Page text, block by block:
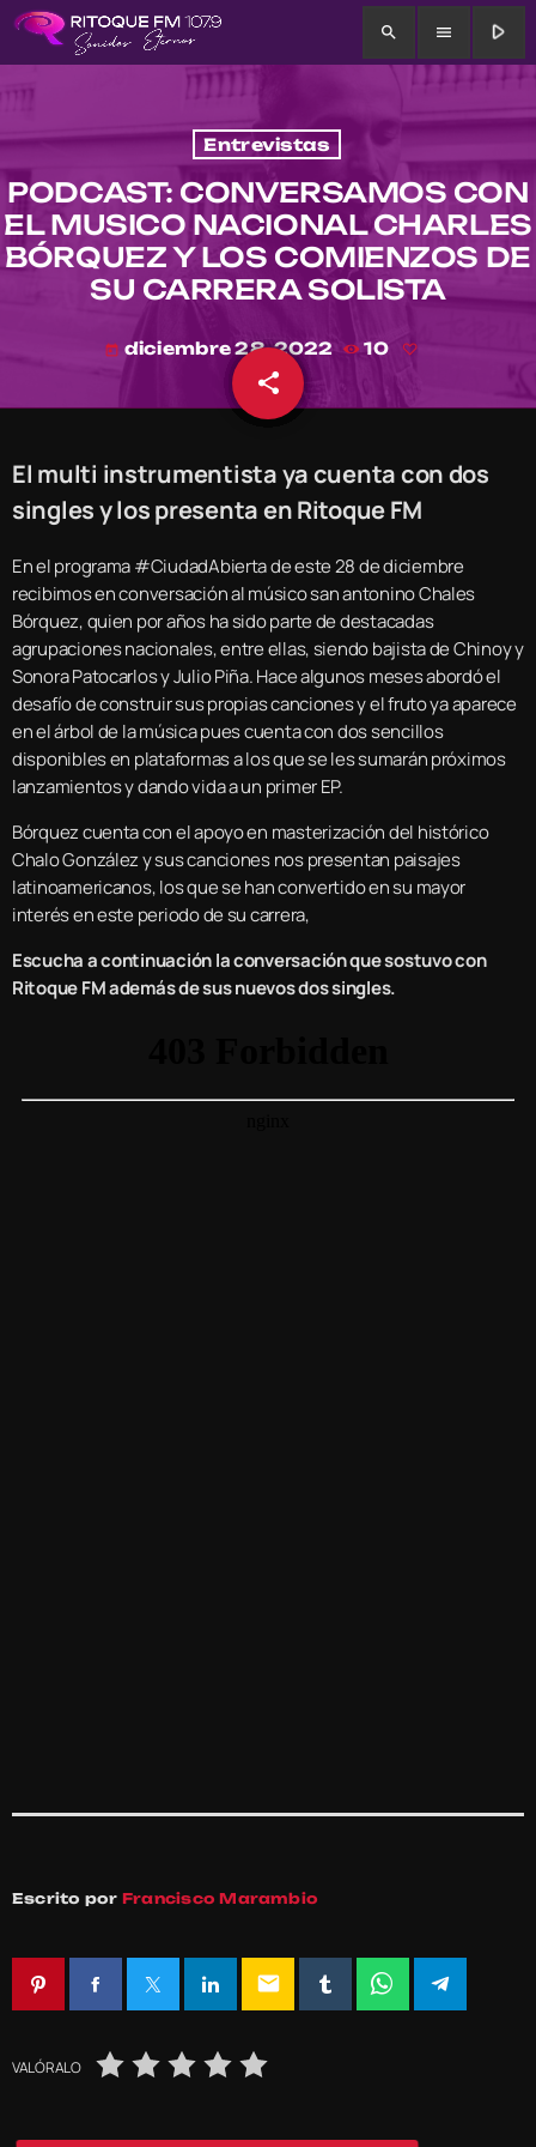
search menu play_arrow
Entrevistas
PODCAST: CONVERSAMOS CON
EL MUSICO NACIONAL CHARLES
BÓRQUEZ Y LOS COMIENZOS DE
SU CARRERA SOLISTA
today diciembre 28, 2022 10
share
email
El multi instrumentista ya cuenta con dos
singles y los presenta en Ritoque FM
En el programa #CiudadAbierta de este 28 de diciembre
recibimos en conversación al músico san antonino Chales
Bórquez, quien por años ha sido parte de destacadas
agrupaciones nacionales, entre ellas, siendo bajista de Chinoy y
Sonora Patocarlos y Julio Piña. Hace algunos meses abordó el
desafío de construir sus propias canciones y el fruto ya aparece
en el árbol de la música pues cuenta con dos sencillos
disponibles en plataformas a los que se les sumarán próximos
lanzamientos y dando vida a un primer EP.
Bórquez cuenta con el apoyo en masterización del histórico
Chalo González y sus canciones nos presentan paisajes
latinoamericanos, los que se han convertido en su mayor
interés en este periodo de su carrera,
Escucha a continuación la conversación que sostuvo con
Ritoque FM además de sus nuevos dos singles.
Escrito por Francisco Marambio
email
VALÓRALO